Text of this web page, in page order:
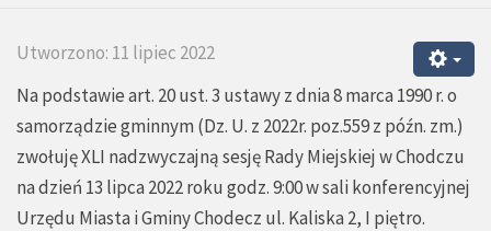
Utworzono: 11 lipiec 2022
Na podstawie art. 20 ust. 3 ustawy z dnia 8 marca 1990 r. o
samorządzie gminnym (Dz. U. z 2022r. poz.559 z późn. zm.)
zwołuję XLI nadzwyczajną sesję Rady Miejskiej w Chodczu
na dzień 13 lipca 2022 roku godz. 9:00 w sali konferencyjnej
Urzędu Miasta i Gminy Chodecz ul. Kaliska 2, I piętro.